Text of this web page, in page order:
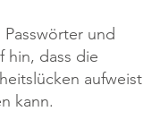
und
hin, dass die
aufweist
kann.